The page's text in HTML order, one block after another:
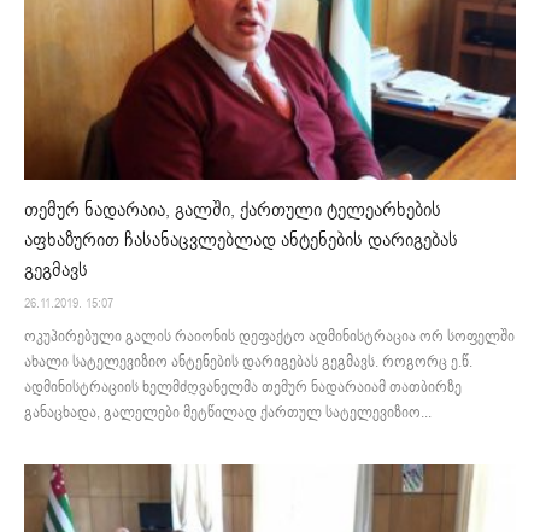
თემურ ნადარაია, გალში, ქართული ტელეარხების
აფხაზურით ჩასანაცვლებლად ანტენების დარიგებას
გეგმავს
26.11.2019. 15:07
ოკუპირებული გალის რაიონის დეფაქტო ადმინისტრაცია ორ სოფელში
ახალი სატელევიზიო ანტენების დარიგებას გეგმავს. როგორც ე.წ.
ადმინისტრაციის ხელმძღვანელმა თემურ ნადარაიამ თათბირზე
განაცხადა, გალელები მეტწილად ქართულ სატელევიზიო...